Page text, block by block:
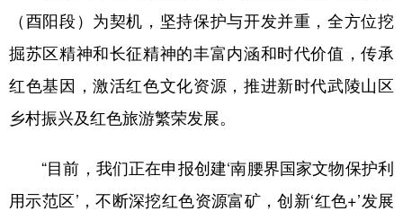
（酉阳段）为契机，坚持保护与开发并重，全方位挖
掘苏区精神和长征精神的丰富内涵和时代价值，传承
红色基因，激活红色文化资源，推进新时代武陵山区
乡村振兴及红色旅游繁荣发展。
“目前，我们正在申报创建‘南腰界国家文物保护利
用示范区’，不断深挖红色资源富矿，创新‘红色+’发展